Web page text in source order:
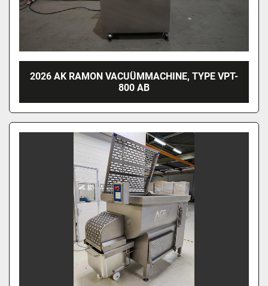
2026 AK RAMON VACUÜMMACHINE, TYPE VPT-
800 AB